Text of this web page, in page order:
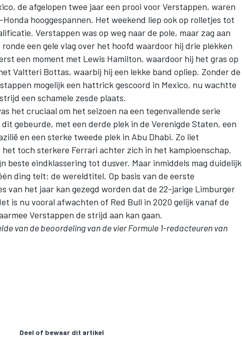
de afgelopen twee jaar een prooi voor Verstappen, waren
hooggespannen. Het weekend liep ook op rolletjes tot
Verstappen was op weg naar de pole, maar zag aan
een gele vlag over het hoofd waardoor hij drie plekken
een moment met Lewis Hamilton, waardoor hij het gras op
Valtteri Bottas, waarbij hij een lekke band opliep. Zonder de
mogelijk een hattrick gescoord in Mexico, nu wachtte
een schamele zesde plaats.
het cruciaal om het seizoen na een tegenvallende serie
gebeurde, met een derde plek in de Verenigde Staten, een
en een sterke tweede plek in Abu Dhabi. Zo liet
toch sterkere Ferrari achter zich in het kampioenschap.
beste eindklassering tot dusver. Maar inmiddels mag duidelijk
ding telt: de wereldtitel. Op basis van de eerste
van het jaar kan gezegd worden dat de 22-jarige Limburger
is nu vooral afwachten of Red Bull in 2020 gelijk vanaf de
Verstappen de strijd aan kan gaan.
van de beoordeling van de vier Formule 1-redacteuren van
Deel of bewaar dit artikel